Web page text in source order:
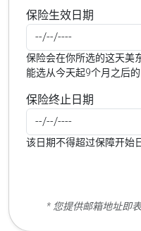
保险生效日期
保险会在你所选的这天美
能选从今天起9个月之后的
保险终止日期
该日期不得超过保障开始
* 您提供邮箱地址即